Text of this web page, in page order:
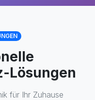
Lösungen
für Ihr Zuhause